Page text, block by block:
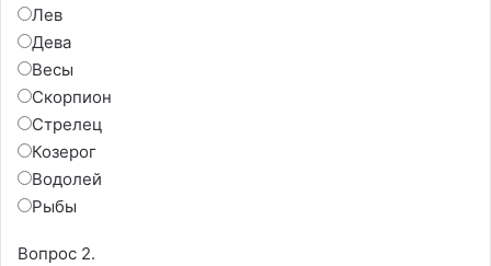
Лев
Дева
Весы
Скорпион
Стрелец
Козерог
Водолей
Рыбы
Вопрос 2.